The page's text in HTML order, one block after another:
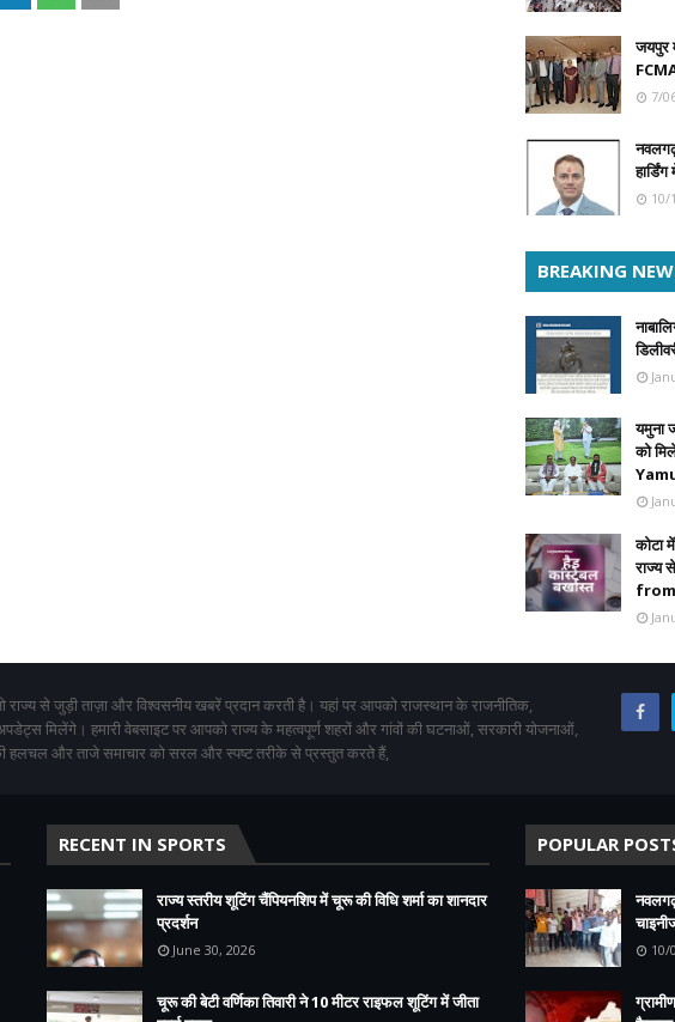
जयपुर
7/
10/
BREAKING
यमुना
को
कोटा
राज्य
राज्य से जुड़ी ताज़ा और विश्वसनीय खबरें प्रदान करती है। यहां पर आपको राजस्थान के राजनीतिक,
मिलेंगे। हमारी वेबसाइट पर आपको राज्य के महत्वपूर्ण शहरों और गांवों की घटनाओं, सरकारी योजनाओं,
हलचल और ताजे समाचार को सरल और स्पष्ट तरीके से प्रस्तुत करते हैं,
RECENT IN SPORTS
राज्य स्तरीय शूटिंग चैंपियनशिप में चूरू की विधि शर्मा का शानदार
प्रदर्शन
June 30, 2026
चूरू की बेटी वर्णिका तिवारी ने 10 मीटर राइफल शूटिंग में जीता
POPULAR
10/